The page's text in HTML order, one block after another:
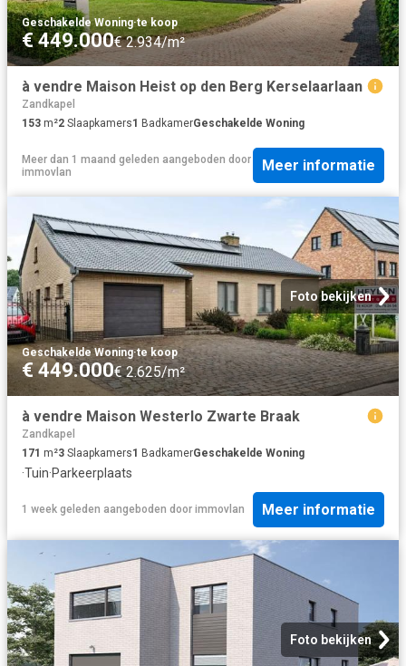
Geschakelde Woning·te koop
€ 449.000€ 2.934/m²
à vendre Maison Heist op den Berg Kerselaarlaan
Zandkapel
153 m²2 Slaapkamers1 BadkamerGeschakelde Woning
Meer dan 1 maand geleden aangeboden door
immovlan
Meer informatie
Foto bekijken
Geschakelde Woning·te koop
€ 449.000€ 2.625/m²
à vendre Maison Westerlo Zwarte Braak
Zandkapel
171 m²3 Slaapkamers1 BadkamerGeschakelde Woning
·Tuin·Parkeerplaats
1 week geleden aangeboden door immovlan Meer informatie
Foto bekijken